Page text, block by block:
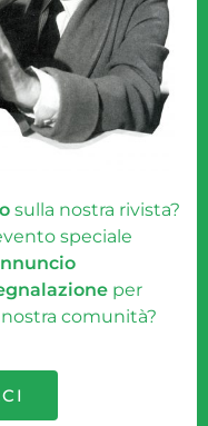
sulla nostra rivista?
speciale
per
comunità?